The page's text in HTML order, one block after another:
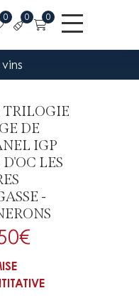
0 0 0
TRILOGIE
DE
IGP
D'OC LES
-
€